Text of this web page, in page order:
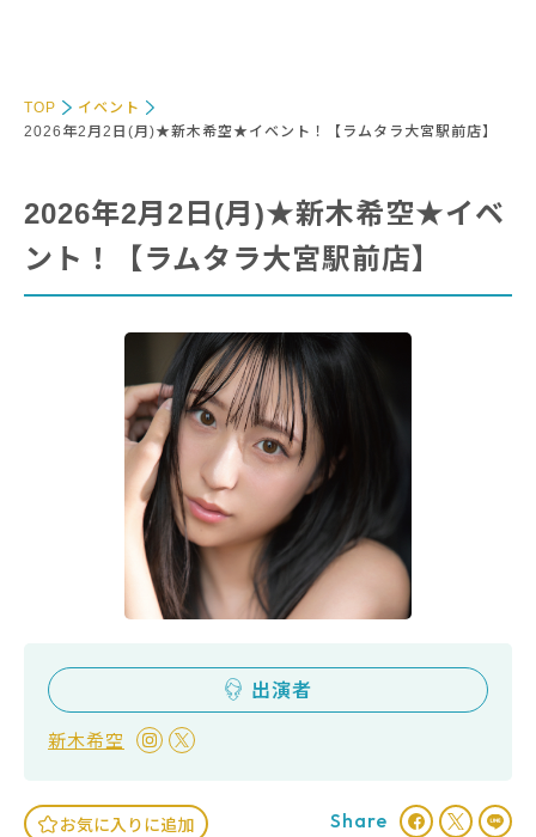
TOP
イベント
2026年2月2日(月)★新木希空★イベント！【ラムタラ大宮駅前店】
2026年2月2日(月)★新木希空★イベ
ント！【ラムタラ大宮駅前店】
出演者
新木希空
お気に入りに追加 Share